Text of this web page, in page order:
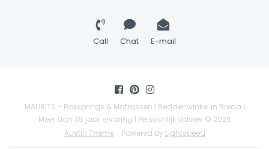
Call Chat E-mail
MAURITS - Boxsprings & Matrassen | Beddenwinkel in Breda |
Meer dan 35 jaar ervaring | Persoonlijk advies © 2026
Austin Theme- Powered by Lightspeed